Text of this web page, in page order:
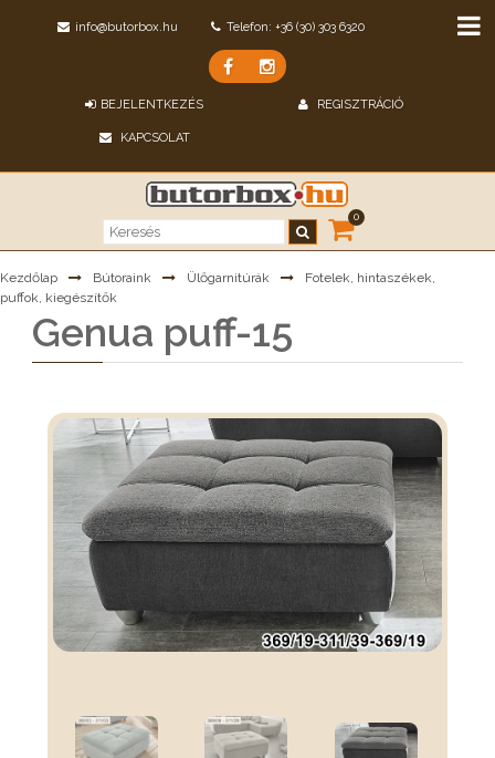
info@butorbox.hu Telefon: +36 (30) 303 6320
BEJELENTKEZÉS REGISZTRÁCIÓ
KAPCSOLAT
0
Kezdőlap Bútoraink Ülőgarnitúrák
Fotelek, hintaszékek,
puffok, kiegészítők
Genua puff-15